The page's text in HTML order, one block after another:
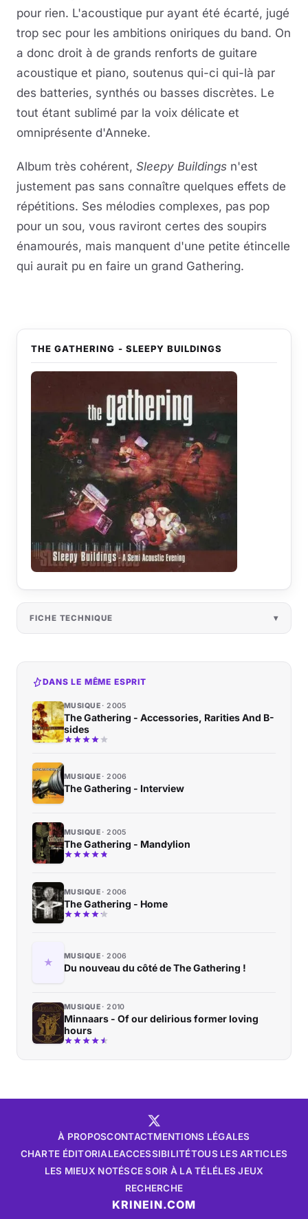
pour rien. L'acoustique pur ayant été écarté, jugé
trop sec pour les ambitions oniriques du band. On
a donc droit à de grands renforts de guitare
acoustique et piano, soutenus qui-ci qui-là par
des batteries, synthés ou basses discrètes. Le
tout étant sublimé par la voix délicate et
omniprésente d'Anneke.
Album très cohérent, Sleepy Buildings n'est
justement pas sans connaître quelques effets de
répétitions. Ses mélodies complexes, pas pop
pour un sou, vous raviront certes des soupirs
énamourés, mais manquent d'une petite étincelle
qui aurait pu en faire un grand Gathering.
THE GATHERING - SLEEPY BUILDINGS
FICHE TECHNIQUE
DANS LE MÊME ESPRIT
MUSIQUE 2005
The Gathering - Accessories, Rarities And B-
sides
MUSIQUE 2006
The Gathering - Interview
MUSIQUE 2005
The Gathering - Mandylion
MUSIQUE 2006
The Gathering - Home
MUSIQUE 2006
Du nouveau du côté de The Gathering !
MUSIQUE 2010
Minnaars - Of our delirious former loving
hours
À PROPOSCONTACTMENTIONS LÉGALES
CHARTE ÉDITORIALEACCESSIBILITÉTOUS LES ARTICLES
LES MIEUX NOTÉSCE SOIR À LA TÉLÉLES JEUX
RECHERCHE
KRINEIN.COM